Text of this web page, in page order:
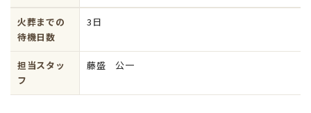
火葬までの
待機日数
3日
担当スタッ
フ
藤盛 公一